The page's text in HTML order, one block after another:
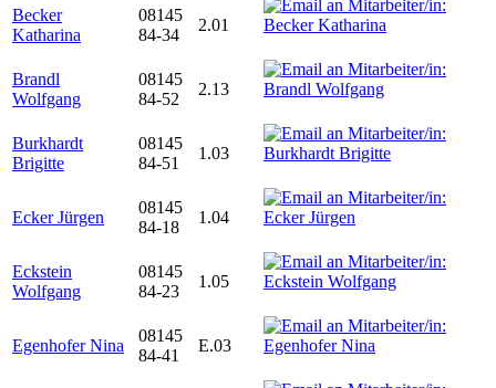
Becker
Katharina
08145
84-34
2.01
Brandl
Wolfgang
08145
84-52
2.13
Burkhardt
Brigitte
08145
84-51
1.03
Ecker Jürgen
08145
84-18
1.04
Eckstein
Wolfgang
08145
84-23
1.05
Egenhofer Nina
08145
84-41
E.03